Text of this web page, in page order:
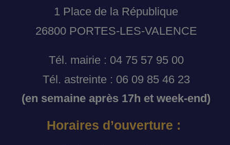
1 Place de la République
26800 PORTES-LES-VALENCE
Tél. mairie : 04 75 57 95 00
Tél. astreinte : 06 09 85 46 23
(en semaine après 17h et week-end)
Horaires d’ouverture :